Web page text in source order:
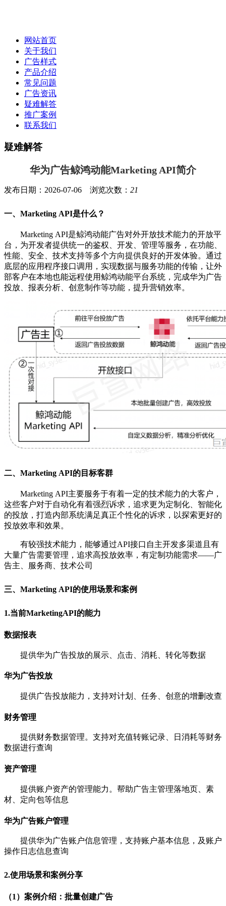
网站首页
关于我们
广告样式
产品介绍
常见问题
广告资讯
疑难解答
推广案例
联系我们
疑难解答
华为广告鲸鸿动能Marketing API简介
发布日期：2026-07-06 浏览次数： 21
一、Marketing API是什么？
Marketing API是鲸鸿动能广告对外开放技术能力的开放平
台，为开发者提供统一的鉴权、开发、管理等服务，在功能、
性能、安全、技术支持等多个方向提供良好的开发体验。通过
底层的应用程序接口调用，实现数据与服务功能的传输，让外
部客户在本地也能远程使用鲸鸿动能平台系统，完成华为广告
投放、报表分析、创意制作等功能，提升营销效率。
二、Marketing API的目标客群
Marketing API主要服务于有着一定的技术能力的大客户，
这些客户对于自动化有着强烈诉求，追求更为定制化、智能化
的投放，打造内部系统满足真正个性化的诉求，以探索更好的
投放效率和效果。
有较强技术能力，能够通过API接口自主开发多渠道且有
大量广告需要管理，追求高投放效率，有定制功能需求——广
告主、服务商、技术公司
三、Marketing API的使用场景和案例
1.当前MarketingAPI的能力
数据报表
提供华为广告投放的展示、点击、消耗、转化等数据
华为广告投放
提供广告投放能力，支持对计划、任务、创意的增删改查
财务管理
提供财务数据管理。支持对充值转账记录、日消耗等财务
数据进行查询
资产管理
提供账户资产的管理能力。帮助广告主管理落地页、素
材、定向包等信息
华为广告账户管理
提供华为广告账户信息管理，支持账户基本信息，及账户
操作日志信息查询
2.使用场景和案例分享
（1）案例介绍：批量创建广告